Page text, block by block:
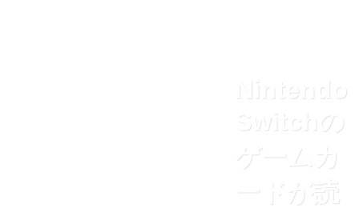
Nintendo
Switchの
ゲームカ
ードが読